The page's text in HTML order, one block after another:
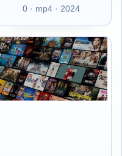
0 · mp4 · 2024